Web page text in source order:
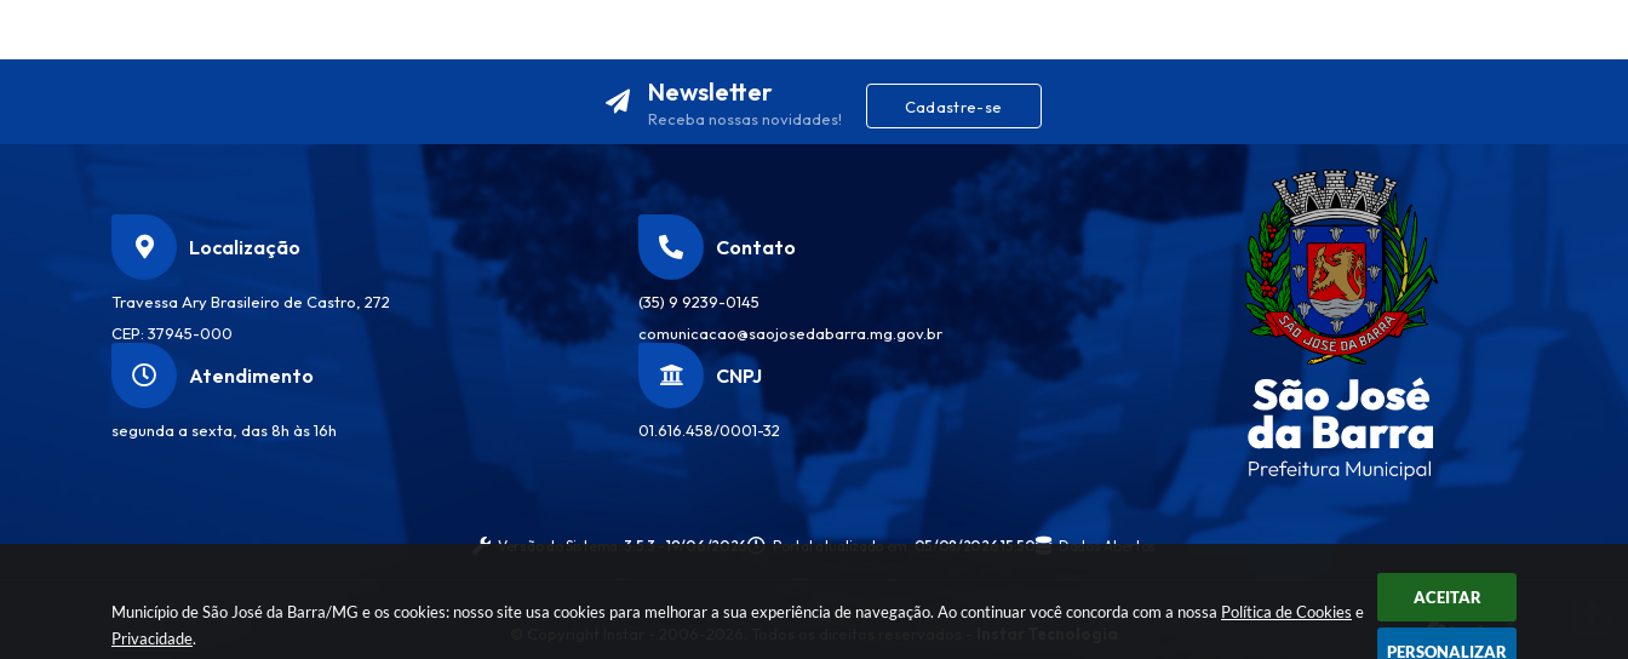
Município de São José da Barra/MG e os cookies: nosso site usa cookies para melhorar a sua experiência de navegação. Ao continuar você concorda com a nossa Política de Cookies e
Privacidade.
ACEITAR
PERSONALIZAR
Newsletter
Receba nossas novidades!
Cadastre-se
Localização
Travessa Ary Brasileiro de Castro, 272
CEP: 37945-000
Contato
(35) 9 9239-0145
comunicacao@saojosedabarra.mg.gov.br
Atendimento
segunda a sexta, das 8h às 16h
CNPJ
01.616.458/0001-32
Versão do Sistema:3.5.3 - 19/06/2026 Portal atualizado em:05/08/2026 15:50 Dados Abertos